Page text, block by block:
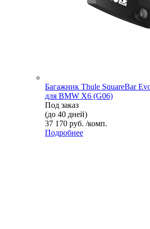
Багажник Thule SquareBar
для BMW X6 (G06)
Под заказ
(до 40 дней)
37 170 руб. /комп.
Подробнее